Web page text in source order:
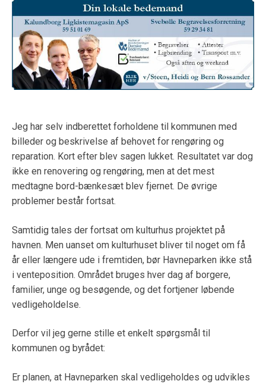
Jeg har selv indberettet forholdene til kommunen med
billeder og beskrivelse af behovet for rengøring og
reparation. Kort efter blev sagen lukket. Resultatet var dog
ikke en renovering og rengøring, men at det mest
medtagne bord-bænkesæt blev fjernet. De øvrige
problemer består fortsat.
Samtidig tales der fortsat om kulturhus projektet på
havnen. Men uanset om kulturhuset bliver til noget om få
år eller længere ude i fremtiden, bør Havneparken ikke stå
i venteposition. Området bruges hver dag af borgere,
familier, unge og besøgende, og det fortjener løbende
vedligeholdelse.
Derfor vil jeg gerne stille et enkelt spørgsmål til
kommunen og byrådet:
Er planen, at Havneparken skal vedligeholdes og udvikles